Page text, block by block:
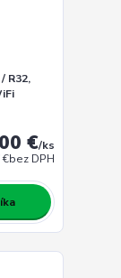
R32,
€/ks
€bez DPH